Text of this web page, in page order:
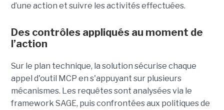
d’une action et suivre les activités effectuées.
Des contrôles appliqués au moment de
l’action
Sur le plan technique, la solution sécurise chaque
appel d'outil MCP en s'appuyant sur plusieurs
mécanismes. Les requêtes sont analysées via le
framework SAGE, puis confrontées aux politiques de